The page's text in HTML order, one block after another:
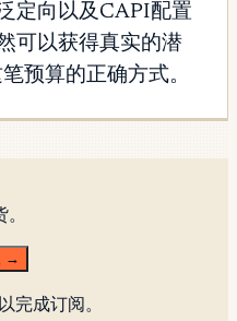
定向以及CAPI配置
可以获得真实的潜
预算的正确方式。
→
成订阅。